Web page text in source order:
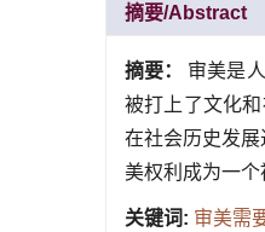
摘要/Abstract
摘要： 审美是
被打上了文化
在社会历史发
美权利成为一
关键词: 审美需